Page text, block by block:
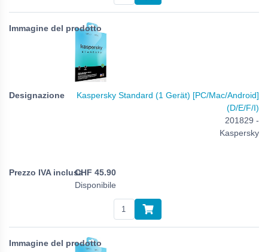
Kaspersky Standard (1 Gerät) [PC/Mac/Android]
(D/E/F/I)
201829 -
Kaspersky
CHF 45.90
Disponibile